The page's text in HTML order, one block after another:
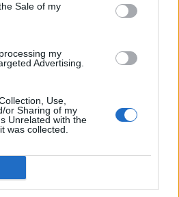
Sale of my
my
Advertising.
Use,
or Sharing of my
Unrelated with the
was collected.
az esztétikus, párhuzamos fiókállást.
ha lehet még fontosabb a jó minőségű
pontosan beállíthatóak, hosszú távon
csimpaszkodásokat is elviselik. Mi a
bátran kérdezzen rá az eladónál, hogy a
Túl azon, hogy a ferdén álló ajtó
pántok miatt sérülhet a bútor is,
igénybevételnél egy lógó kivetőpánt